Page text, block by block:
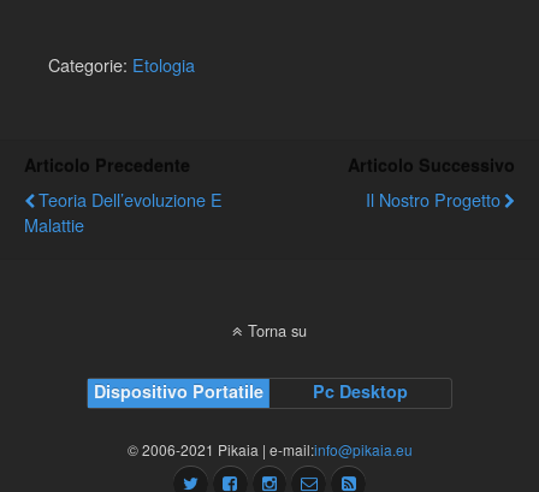
sul sito del
Categorie: Etologia
Articolo Precedente
Teoria Dell’evoluzione E
Malattie
Articolo Successivo
Il Nostro Progetto
Torna su
Dispositivo Portatile Pc Desktop
© 2006-2021 Pikaia | e-mail:info@pikaia.eu